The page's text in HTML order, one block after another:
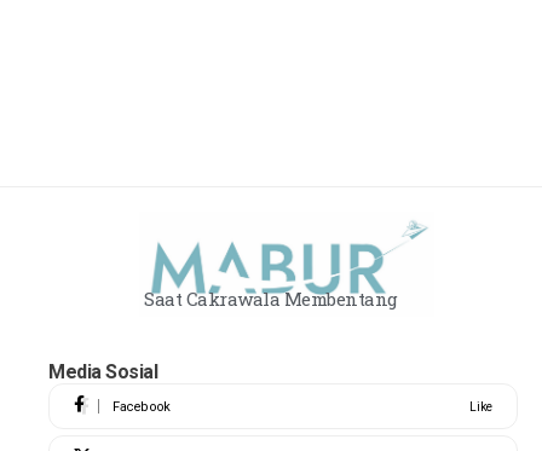
Saat Cakrawala Membentang
Media Sosial
Facebook Like